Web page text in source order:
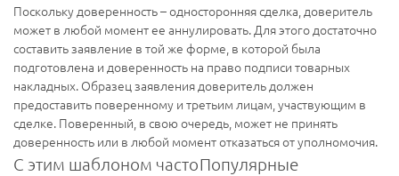
Поскольку доверенность – односторонняя сделка, доверитель
может в любой момент ее аннулировать. Для этого достаточно
составить заявление в той же форме, в которой была
подготовлена и доверенность на право подписи товарных
накладных. Образец заявления доверитель должен
предоставить поверенному и третьим лицам, участвующим в
сделке. Поверенный, в свою очередь, может не принять
доверенность или в любой момент отказаться от уполномочия.
С этим шаблоном частоПопулярные